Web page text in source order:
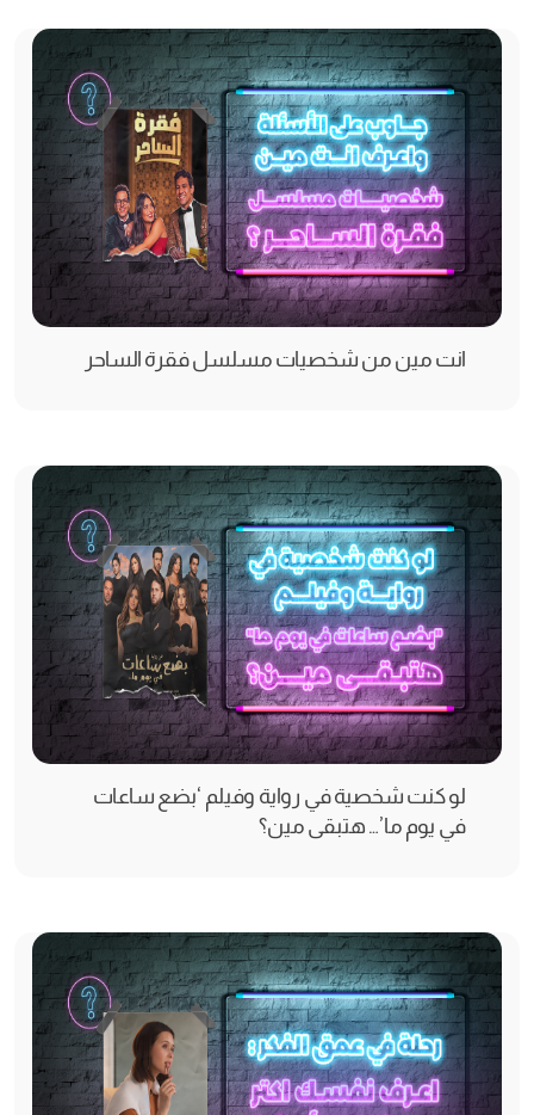
انت مين من شخصيات مسلسل فقرة الساحر
لو كنت شخصية في رواية وفيلم ‘بضع ساعات
في يوم ما’… هتبقى مين؟